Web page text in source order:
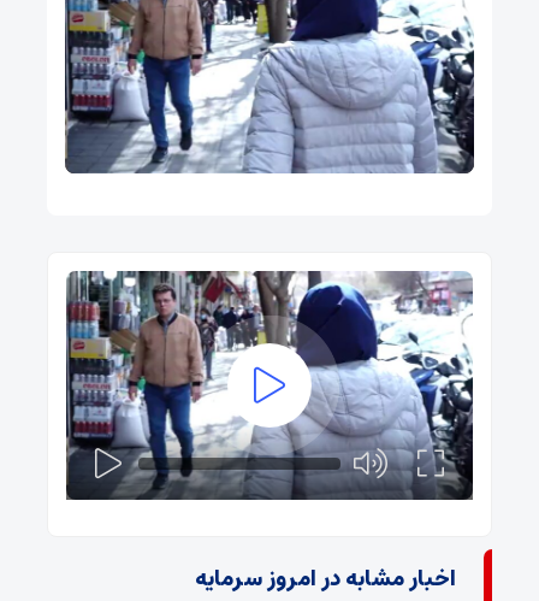
اخبار مشابه در امروز سرمایه